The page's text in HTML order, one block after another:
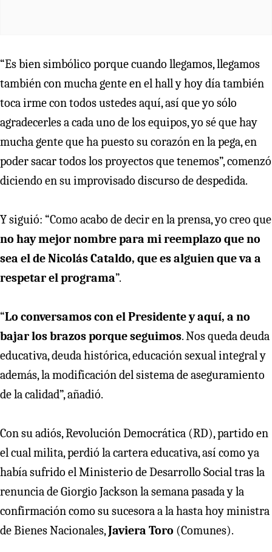
“Es bien simbólico porque cuando llegamos, llegamos
también con mucha gente en el hall y hoy día también
toca irme con todos ustedes aquí, así que yo sólo
agradecerles a cada uno de los equipos, yo sé que hay
mucha gente que ha puesto su corazón en la pega, en
poder sacar todos los proyectos que tenemos”, comenzó
diciendo en su improvisado discurso de despedida.
Y siguió: “Como acabo de decir en la prensa, yo creo que
no hay mejor nombre para mi reemplazo que no
sea el de Nicolás Cataldo, que es alguien que va a
respetar el programa”.
“Lo conversamos con el Presidente y aquí, a no
bajar los brazos porque seguimos. Nos queda deuda
educativa, deuda histórica, educación sexual integral y
además, la modificación del sistema de aseguramiento
de la calidad”, añadió.
Con su adiós, Revolución Democrática (RD), partido en
el cual milita, perdió la cartera educativa, así como ya
había sufrido el Ministerio de Desarrollo Social tras la
renuncia de Giorgio Jackson la semana pasada y la
confirmación como su sucesora a la hasta hoy ministra
de Bienes Nacionales,Javiera Toro (Comunes).